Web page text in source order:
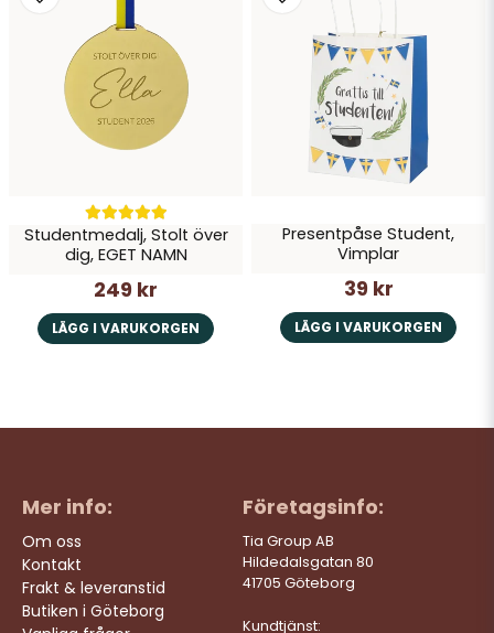
Studentmedalj, Stolt över
dig, EGET NAMN
249 kr
LÄGG I VARUKORGEN
Presentpåse Student,
Vimplar
39 kr
LÄGG I VARUKORGEN
Mer info:
Om oss
Kontakt
Frakt & leveranstid
Butiken i Göteborg
Företagsinfo:
Tia Group AB
Hildedalsgatan 80
41705 Göteborg
Kundtjänst: